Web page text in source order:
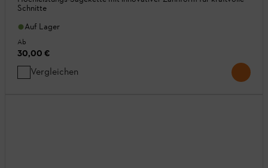
Schnitte
Auf Lager
Ab
30,00 €
Vergleichen